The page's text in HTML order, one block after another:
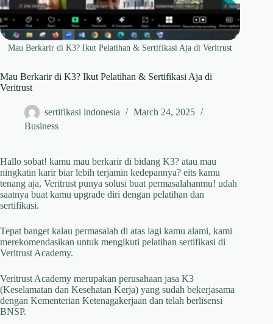
Mau Berkarir di K3? Ikut Pelatihan & Sertifikasi Aja di Veritrust
Mau Berkarir di K3? Ikut Pelatihan & Sertifikasi Aja di
Veritrust
sertifikasi indonesia
March 24, 2025
Business
Hallo sobat! kamu mau berkarir di bidang K3? atau mau
ningkatin karir biar lebih terjamin kedepannya? eits kamu
tenang aja, Veritrust punya solusi buat permasalahanmu! udah
saatnya buat kamu upgrade diri dengan pelatihan dan
sertifikasi.
Tepat banget kalau permasalah di atas lagi kamu alami, kami
merekomendasikan untuk mengikuti pelatihan sertifikasi di
Veritrust Academy.
Veritrust Academy merupakan perusahaan jasa K3
(Keselamatan dan Kesehatan Kerja) yang sudah bekerjasama
dengan Kementerian Ketenagakerjaan dan telah berlisensi
BNSP.